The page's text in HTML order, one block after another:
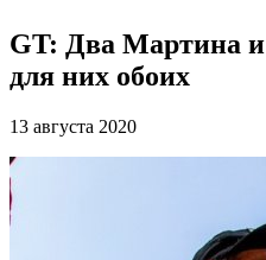
GT: Два Мартина
для них обоих
13 августа 2020